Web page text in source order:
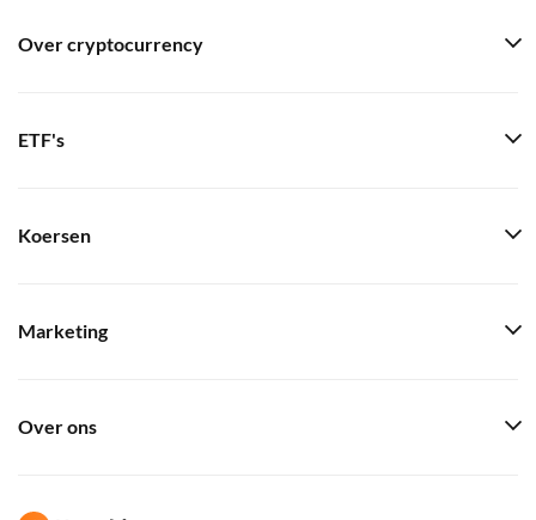
Over cryptocurrency
ETF's
Koersen
Marketing
Over ons